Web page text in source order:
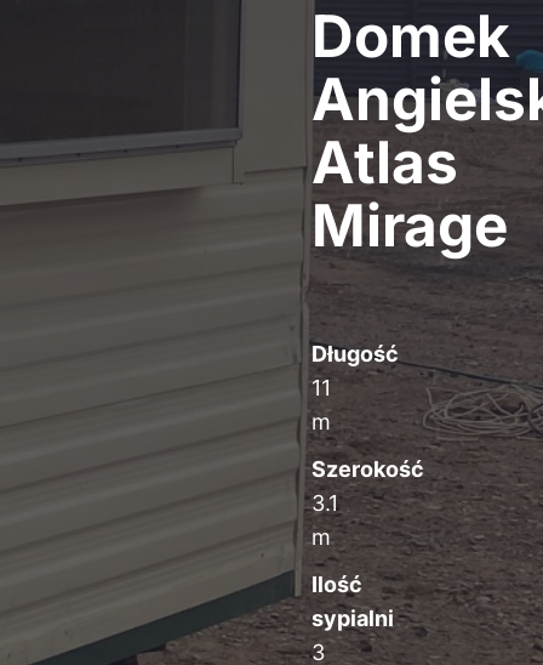
Domek
Atlas
Mirage
Długość
11
m
Szerokość
3.1
m
Ilość
sypialni
3